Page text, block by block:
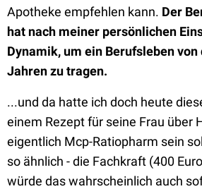
Apotheke empfehlen kann. Der
hat nach meiner persönlichen
Dynamik, um ein Berufsleben
Jahren zu tragen.
...und da hatte ich doch heute
einem Rezept für seine Frau über
eigentlich Mcp-Ratiopharm sein
so ähnlich - die Fachkraft (400
würde das wahrscheinlich auch